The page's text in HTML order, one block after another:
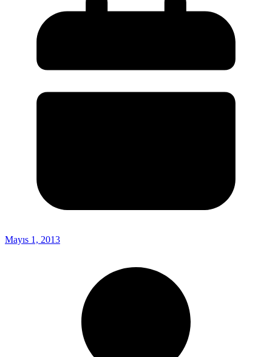
Mayıs 1, 2013